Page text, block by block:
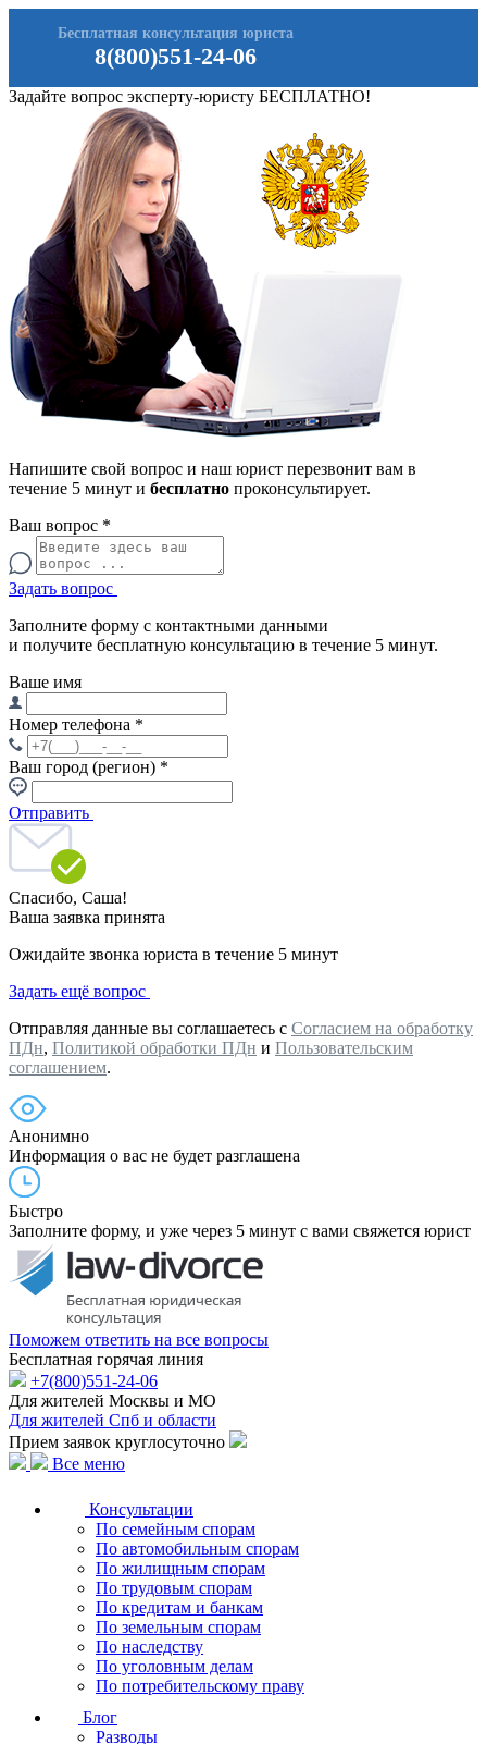
8(800)551-24-06
Бесплатная консультация юриста
Задайте вопрос эксперту-юристу БЕСПЛАТНО!
Напишите свой вопрос и наш юрист перезвонит вам в
течение 5 минут и бесплатно проконсультирует.
Ваш вопрос *
Задать вопрос
Заполните форму с контактными данными
и получите бесплатную консультацию в течение 5 минут.
Ваше имя
Номер телефона *
Ваш город (регион) *
Отправить
Спасибо, Саша!
Ваша заявка принята
Ожидайте звонка юриста в течение 5 минут
Задать ещё вопрос
Отправляя данные вы соглашаетесь с Согласием на обработку
ПДн, Политикой обработки ПДн и Пользовательским
соглашением.
Анонимно
Информация о вас не будет разглашена
Быстро
Заполните форму, и уже через 5 минут с вами свяжется юрист
Поможем ответить на все вопросы
Бесплатная горячая линия
+7(800)551-24-06
Для жителей Москвы и МО
Для жителей Спб и области
Прием заявок круглосуточно
Все меню
Консультации
По семейным спорам
По автомобильным спорам
По жилищным спорам
По трудовым спорам
По кредитам и банкам
По земельным спорам
По наследству
По уголовным делам
По потребительскому праву
Блог
Разводы